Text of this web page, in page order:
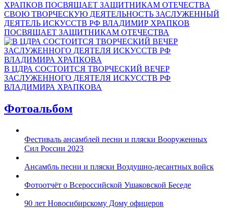
СВОЮ ТВОРЧЕСКУЮ ДЕЯТЕЛЬНОСТЬ ЗАСЛУЖЕННЫЙ
ДЕЯТЕЛЬ ИСКУССТВ РФ ВЛАДИМИР ХРАПКОВ
ПОСВЯЩАЕТ ЗАЩИТНИКАМ ОТЕЧЕСТВА
В ЦДРА СОСТОИТСЯ ТВОРЧЕСКИЙ ВЕЧЕР
ЗАСЛУЖЕННОГО ДЕЯТЕЛЯ ИСКУССТВ РФ
ВЛАДИМИРА ХРАПКОВА
Фотоальбом
Фестиваль ансамблей песни и пляски Вооруженных
Сил России 2023
Ансамбль песни и пляски Воздушно-десантных войск
Фотоотчёт о Всероссийской Ушаковской Беседе
90 лет Новосибирскому Дому офицеров